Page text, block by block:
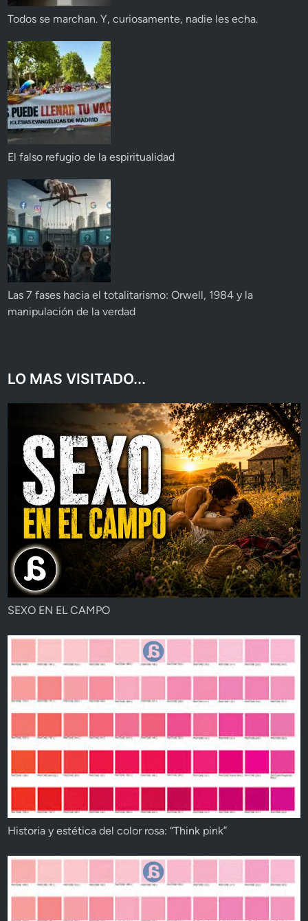
Todos se marchan. Y, curiosamente, nadie les echa.
El falso refugio de la espiritualidad
Las 7 fases hacia el totalitarismo: Orwell, 1984 y la
manipulación de la verdad
LO MAS VISITADO...
SEXO EN EL CAMPO
Historia y estética del color rosa: “Think pink”